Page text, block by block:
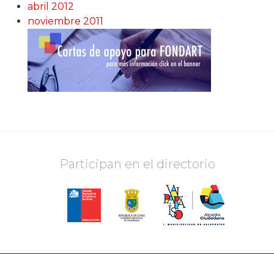
abril 2012
noviembre 2011
Participan en el directorio